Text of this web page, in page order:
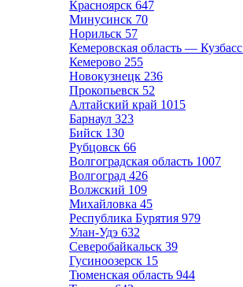
Красноярск 647
Минусинск 70
Норильск 57
Кемеровская область — Кузбасс
Кемерово 255
Новокузнецк 236
Прокопьевск 52
Алтайский край 1015
Барнаул 323
Бийск 130
Рубцовск 66
Волгоградская область 1007
Волгоград 426
Волжский 109
Михайловка 45
Республика Бурятия 979
Улан-Удэ 632
Северобайкальск 39
Гусиноозерск 15
Тюменская область 944